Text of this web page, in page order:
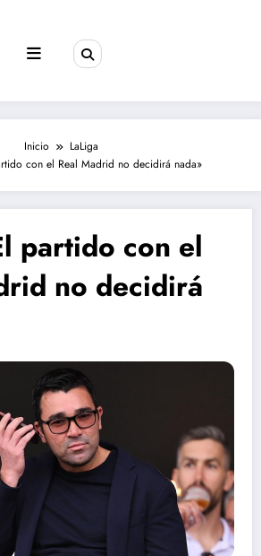
Inicio
LaLiga
con el Real Madrid no decidirá nada»
partido con el
no decidirá